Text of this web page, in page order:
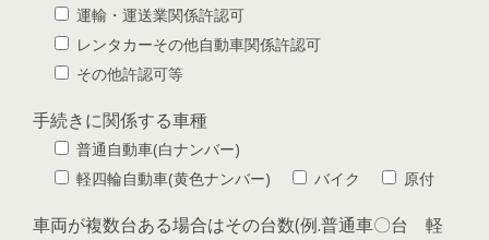
運輸・運送業関係許認可
レンタカーその他自動車関係許認可
その他許認可等
手続きに関係する車種
普通自動車(白ナンバー)
軽四輪自動車(黄色ナンバー)
バイク 原付
車両が複数台ある場合はその台数(例.普通車〇台 軽